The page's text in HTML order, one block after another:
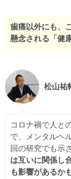
歯痛以外にも、
懸念される「健
松山祐
コロナ禍で人と
で、メンタルヘ
回の研究でも示
は互いに関係し
も影響があるか